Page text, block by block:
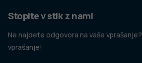
Stopite v stik z nami
Ne najdete odgovora na vaše
vprašanje!